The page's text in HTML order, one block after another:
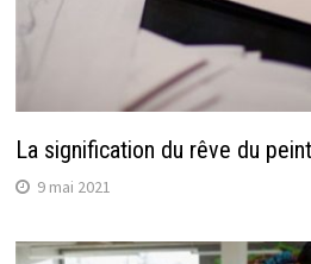
La signification du rêve du
9 mai 2021